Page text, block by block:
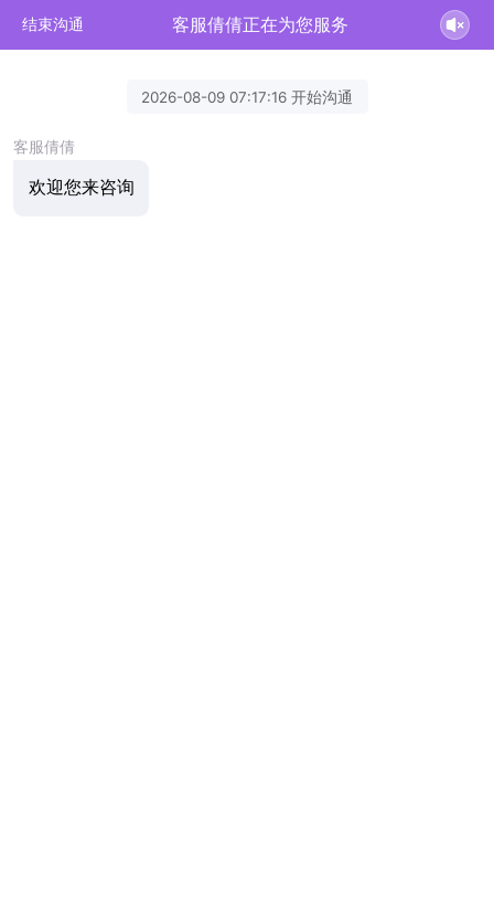
结束沟通 客服倩倩正在为您服务
2026-08-09 07:17:16 开始沟通
客服倩倩
欢迎您来咨询